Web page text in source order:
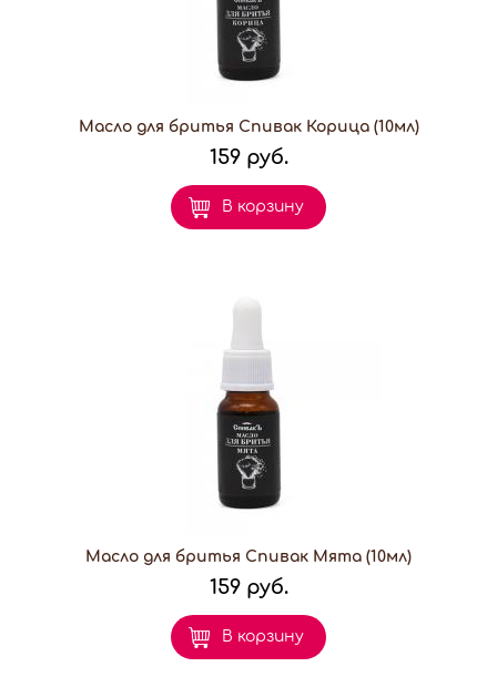
Масло для бритья Спивак Корица (10мл)
159 руб.
В корзину
Масло для бритья Спивак Мята (10мл)
159 руб.
В корзину